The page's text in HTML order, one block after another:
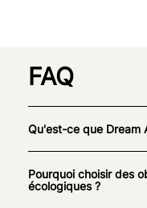
FAQ
Qu'est-ce que Dream
Pourquoi choisir des
écologiques ?